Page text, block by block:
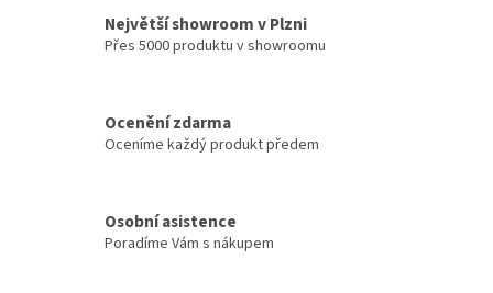
Největší showroom v Plzni
Přes 5000 produktu v showroomu
Ocenění zdarma
Oceníme každý produkt předem
Osobní asistence
Poradíme Vám s nákupem